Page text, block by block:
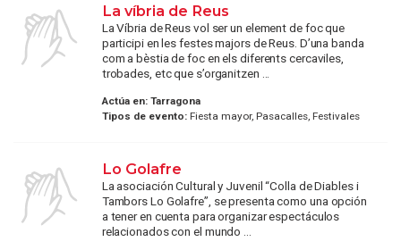
La víbria de Reus
La Víbria de Reus vol ser un element de foc que
participi en les festes majors de Reus. D’una banda
com a bèstia de foc en els diferents cercaviles,
trobades, etc que s’organitzen ...
Actúa en: Tarragona
Tipos de evento:Fiesta mayor, Pasacalles, Festivales
Lo Golafre
La asociación Cultural y Juvenil “Colla de Diables i
Tambors Lo Golafre”, se presenta como una opción
a tener en cuenta para organizar espectáculos
relacionados con el mundo ...